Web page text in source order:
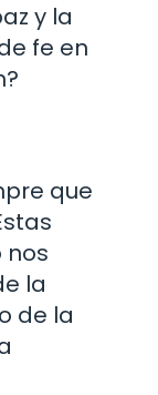
y la
fe en
que
nos
la
de la